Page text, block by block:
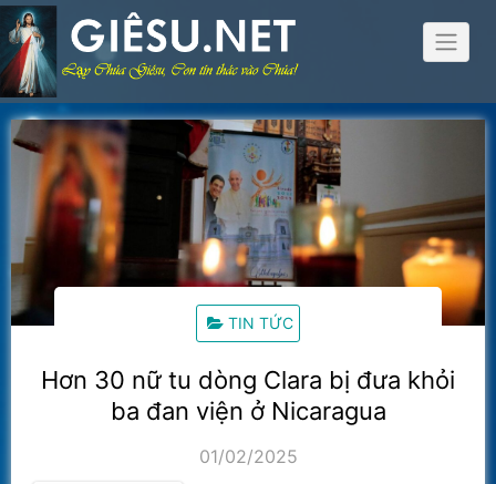
Skip
to
content
TIN TỨC
Hơn 30 nữ tu dòng Clara bị đưa khỏi
ba đan viện ở Nicaragua
01/02/2025